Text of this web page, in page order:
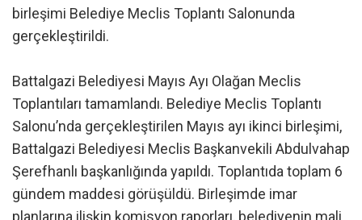
birleşimi Belediye Meclis Toplantı Salonunda
gerçekleştirildi.
Battalgazi Belediyesi Mayıs Ayı Olağan Meclis
Toplantıları tamamlandı. Belediye Meclis Toplantı
Salonu’nda gerçekleştirilen Mayıs ayı ikinci birleşimi,
Battalgazi Belediyesi Meclis Başkanvekili Abdulvahap
Şerefhanlı başkanlığında yapıldı. Toplantıda toplam 6
gündem maddesi görüşüldü. Birleşimde imar
planlarına ilişkin komisyon raporları, belediyenin mali